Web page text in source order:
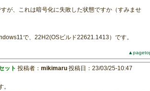
が、これは暗号化に失敗した状態ですか（すみませ
で、22H2(OSビルド22621.1413）です。
ット 投稿者： mikimaru 投稿日：23/03/25-10:47